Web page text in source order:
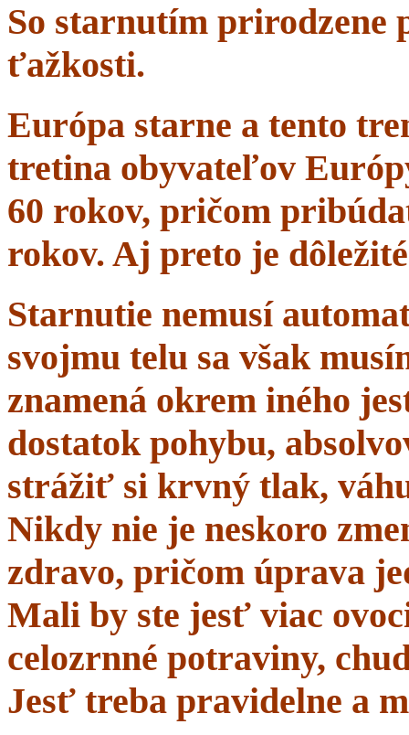
So starnutím prirodzene
ťažkosti.
Európa starne a tento
tretina obyvateľov
60 rokov, pričom
rokov. Aj preto je
Starnutie nemusí
svojmu telu sa však
znamená okrem iného
dostatok pohybu,
strážiť si krvný tlak,
Nikdy nie je neskoro
zdravo, pričom úprava
Mali by ste jesť viac
celozrnné potraviny,
Jesť treba pravidelne a